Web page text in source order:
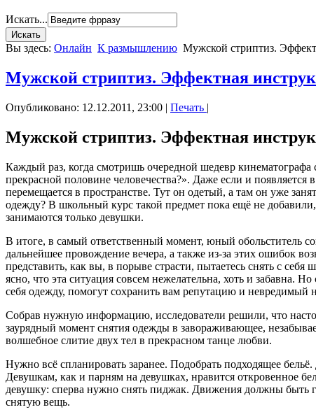
Искать...
Вы здесь: Онлайн К размышлению Мужской стриптиз.
Мужской стриптиз. Эффектная
Опубликовано: 12.12.2011, 23:00 | Печать |
Мужской стриптиз. Эффектная
Каждый раз, когда смотришь очередной шедевр кинематографа
прекрасной половине человечества?». Даже если и
перемещается в пространстве. Тут он одетый, а там он уже
одежду? В школьный курс такой предмет пока ещё не
занимаются только девушки.
В итоге, в самый ответственный момент, юный обольститель
дальнейшее провождение вечера, а также из-за этих ошибок
представить, как вы, в порыве страсти, пытаетесь снять с
ясно, что эта ситуация совсем нежелательна, хоть и забавна.
себя одежду, помогут сохранить вам репутацию и невредимый
Собрав нужную информацию, исследователи решили, что
заурядный момент снятия одежды в завораживающее,
волшебное слитие двух тел в прекрасном танце любви.
Нужно всё спланировать заранее. Подобрать подходящее
Девушкам, как и парням на девушках, нравится откровенное
девушку: сперва нужно снять пиджак. Движения должны
снятую вещь.